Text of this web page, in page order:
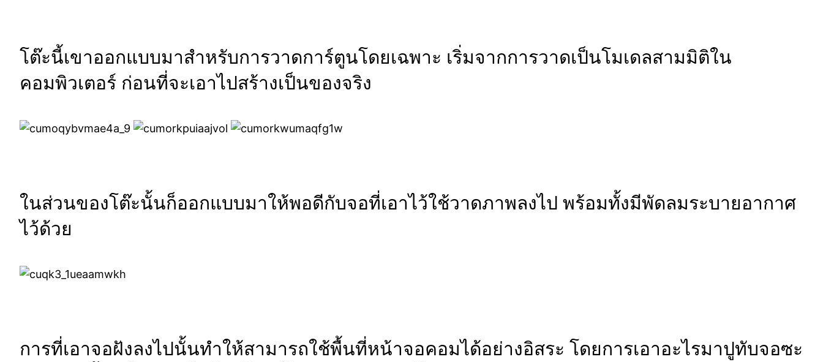
โต๊ะนี้เขาออกแบบมาสำหรับการวาดการ์ตูนโดยเฉพาะ เริ่มจากการวาดเป็นโมเดลสามมิติใน
คอมพิวเตอร์ ก่อนที่จะเอาไปสร้างเป็นของจริง
ในส่วนของโต๊ะนั้นก็ออกแบบมาให้พอดีกับจอที่เอาไว้ใช้วาดภาพลงไป พร้อมทั้งมีพัดลมระบายอากาศ
ไว้ด้วย
การที่เอาจอฝังลงไปนั้นทำให้สามารถใช้พื้นที่หน้าจอคอมได้อย่างอิสระ โดยการเอาอะไรมาปูทับจอซะ